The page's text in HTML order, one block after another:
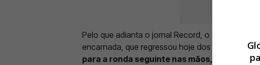
Pelo que adianta o jornal Record, o tema de
encarnada, que regressou hoje dos Estados
para a ronda seguinte nas mãos, minutos